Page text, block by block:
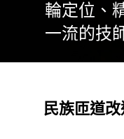
輪定位、
一流的技
民族匝道